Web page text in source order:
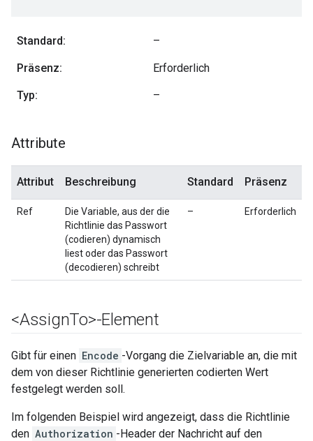
Standard: –
Präsenz: Erforderlich
Typ: –
Attribute
Attribut Beschreibung Standard Präsenz
Ref
Die Variable, aus der die
Richtlinie das Passwort
(codieren) dynamisch
liest oder das Passwort
(decodieren) schreibt
– Erforderlich
<AssignTo>-Element
Gibt für einen Encode -Vorgang die Zielvariable an, die mit
dem von dieser Richtlinie generierten codierten Wert
festgelegt werden soll.
Im folgenden Beispiel wird angezeigt, dass die Richtlinie
den Authorization -Header der Nachricht auf den